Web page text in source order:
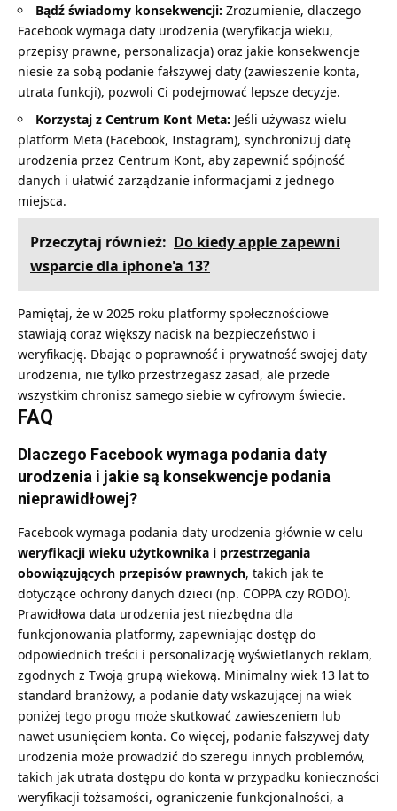
Bądź świadomy konsekwencji: Zrozumienie, dlaczego
Facebook wymaga daty urodzenia (weryfikacja wieku,
przepisy prawne, personalizacja) oraz jakie konsekwencje
niesie za sobą podanie fałszywej daty (zawieszenie konta,
utrata funkcji), pozwoli Ci podejmować lepsze decyzje.
Korzystaj z Centrum Kont Meta: Jeśli używasz wielu
platform Meta (Facebook, Instagram), synchronizuj datę
urodzenia przez Centrum Kont, aby zapewnić spójność
danych i ułatwić zarządzanie informacjami z jednego
miejsca.
Przeczytaj również: Do kiedy apple zapewni
wsparcie dla iphone'a 13?
Pamiętaj, że w 2025 roku platformy społecznościowe
stawiają coraz większy nacisk na bezpieczeństwo i
weryfikację. Dbając o poprawność i prywatność swojej daty
urodzenia, nie tylko przestrzegasz zasad, ale przede
wszystkim chronisz samego siebie w cyfrowym świecie.
FAQ
Dlaczego Facebook wymaga podania daty
urodzenia i jakie są konsekwencje podania
nieprawidłowej?
Facebook wymaga podania daty urodzenia głównie w celu
weryfikacji wieku użytkownika i przestrzegania
obowiązujących przepisów prawnych, takich jak te
dotyczące ochrony danych dzieci (np. COPPA czy RODO).
Prawidłowa data urodzenia jest niezbędna dla
funkcjonowania platformy, zapewniając dostęp do
odpowiednich treści i personalizację wyświetlanych reklam,
zgodnych z Twoją grupą wiekową. Minimalny wiek 13 lat to
standard branżowy, a podanie daty wskazującej na wiek
poniżej tego progu może skutkować zawieszeniem lub
nawet usunięciem konta. Co więcej, podanie fałszywej daty
urodzenia może prowadzić do szeregu innych problemów,
takich jak utrata dostępu do konta w przypadku konieczności
weryfikacji tożsamości, ograniczenie funkcjonalności, a